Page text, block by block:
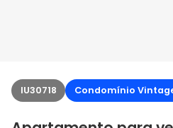
IU30718 Condomínio